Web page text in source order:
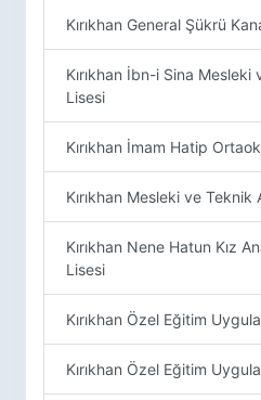
Kırıkhan General Şükrü
Kırıkhan İbn-i Sina
Lisesi
Kırıkhan İmam Hatip
Kırıkhan Mesleki ve Teknik
Kırıkhan Nene Hatun Kız
Lisesi
Kırıkhan Özel Eğitim
Kırıkhan Özel Eğitim